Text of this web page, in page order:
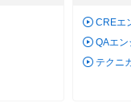
CREエ
QAエ
テクニ